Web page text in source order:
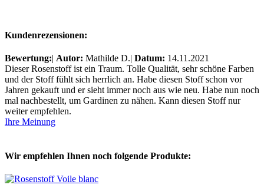
Kundenrezensionen:
Bewertung:| Autor: Mathilde D.| Datum: 14.11.2021
Dieser Rosenstoff ist ein Traum. Tolle Qualität, sehr schöne Farben
und der Stoff fühlt sich herrlich an. Habe diesen Stoff schon vor
Jahren gekauft und er sieht immer noch aus wie neu. Habe nun noch
mal nachbestellt, um Gardinen zu nähen. Kann diesen Stoff nur
weiter empfehlen.
Ihre Meinung
Wir empfehlen Ihnen noch folgende Produkte: